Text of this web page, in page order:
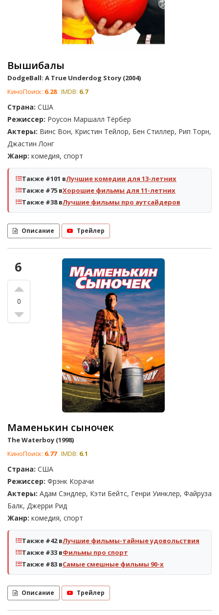
Вышибалы
DodgeBall: A True Underdog Story (2004)
КиноПоиск: 6.28 IMDB: 6.7
Страна: США
Режиссер: Роусон Маршалл Тёрбер
Актеры: Винс Вон, Кристин Тейлор, Бен Стиллер, Рип Торн,
Джастин Лонг
Жанр: комедия, спорт
Также #101 вЛучшие комедии для 13-летних
Также #75 вХорошие фильмы для 11-летних
Также #38 вЛучшие фильмы про аутсайдеров
Описание Трейлер
6
0
Маменькин сыночек
The Waterboy (1998)
КиноПоиск: 6.77 IMDB: 6.1
Страна: США
Режиссер: Фрэнк Корачи
Актеры: Адам Сэндлер, Кэти Бейтс, Генри Уинклер, Файруза
Балк, Джерри Рид
Жанр: комедия, спорт
Также #42 вЛучшие фильмы-тайные удовольствия
Также #33 вФильмы про спорт
Также #83 вСамые смешные фильмы 90-х
Описание Трейлер